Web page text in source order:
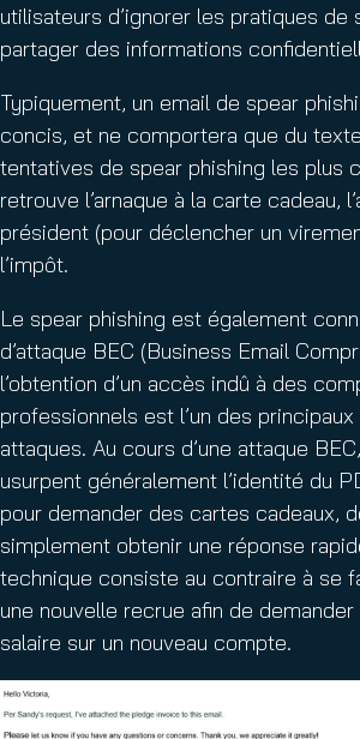
utilisateurs d’ignorer les pratiques de
partager des informations
Typiquement, un email de spear
concis, et ne comportera que du
tentatives de spear phishing les plus
retrouve l’arnaque à la carte cadeau,
président (pour déclencher un
l’impôt.
Le spear phishing est également
d’attaque BEC (Business Email
l’obtention d’un accès indû à des
professionnels est l’un des
attaques. Au cours d’une attaque
usurpent généralement l’identité du
pour demander des cartes cadeaux,
simplement obtenir une réponse
technique consiste au contraire à se
une nouvelle recrue afin de
salaire sur un nouveau compte.